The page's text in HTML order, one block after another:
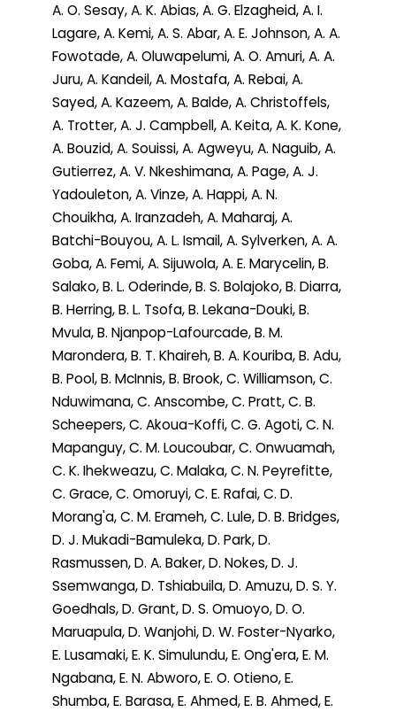
A. O. Sesay, A. K. Abias, A. G. Elzagheid, A. I.
Lagare, A. Kemi, A. S. Abar, A. E. Johnson, A. A.
Fowotade, A. Oluwapelumi, A. O. Amuri, A. A.
Juru, A. Kandeil, A. Mostafa, A. Rebai, A.
Sayed, A. Kazeem, A. Balde, A. Christoffels,
A. Trotter, A. J. Campbell, A. Keita, A. K. Kone,
A. Bouzid, A. Souissi, A. Agweyu, A. Naguib, A.
Gutierrez, A. V. Nkeshimana, A. Page, A. J.
Yadouleton, A. Vinze, A. Happi, A. N.
Chouikha, A. Iranzadeh, A. Maharaj, A.
Batchi-Bouyou, A. L. Ismail, A. Sylverken, A. A.
Goba, A. Femi, A. Sijuwola, A. E. Marycelin, B.
Salako, B. L. Oderinde, B. S. Bolajoko, B. Diarra,
B. Herring, B. L. Tsofa, B. Lekana-Douki, B.
Mvula, B. Njanpop-Lafourcade, B. M.
Marondera, B. T. Khaireh, B. A. Kouriba, B. Adu,
B. Pool, B. McInnis, B. Brook, C. Williamson, C.
Nduwimana, C. Anscombe, C. Pratt, C. B.
Scheepers, C. Akoua-Koffi, C. G. Agoti, C. N.
Mapanguy, C. M. Loucoubar, C. Onwuamah,
C. K. Ihekweazu, C. Malaka, C. N. Peyrefitte,
C. Grace, C. Omoruyi, C. E. Rafai, C. D.
Morang'a, C. M. Erameh, C. Lule, D. B. Bridges,
D. J. Mukadi-Bamuleka, D. Park, D.
Rasmussen, D. A. Baker, D. Nokes, D. J.
Ssemwanga, D. Tshiabuila, D. Amuzu, D. S. Y.
Goedhals, D. Grant, D. S. Omuoyo, D. O.
Maruapula, D. Wanjohi, D. W. Foster-Nyarko,
E. Lusamaki, E. K. Simulundu, E. Ong'era, E. M.
Ngabana, E. N. Abworo, E. O. Otieno, E.
Shumba, E. Barasa, E. Ahmed, E. B. Ahmed, E.